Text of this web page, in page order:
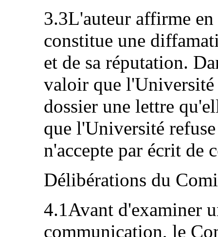
3.3L'auteur affirme
constitue une
et de sa réputation.
valoir que l'Université
dossier une lettre
que l'Université
n'accepte par écrit de
Délibérations du
4.1Avant d'examiner
communication, le